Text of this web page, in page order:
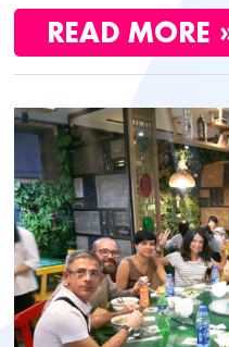
READ MORE
QUE
VER
EN
LANZHOU,
LA
RUTA
DE
LA
SEDA